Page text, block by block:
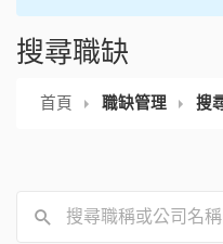
搜尋職缺
首頁 職缺管理 搜